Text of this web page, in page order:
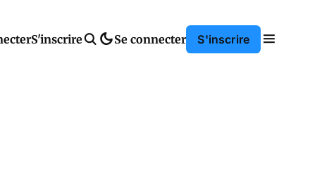
S'inscrire Se connecter S'inscrire